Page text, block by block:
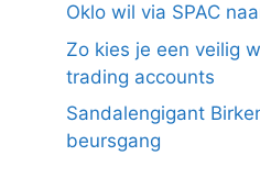
Oklo wil via SPAC
Zo kies je een veilig
trading accounts
Sandalengigant
beursgang